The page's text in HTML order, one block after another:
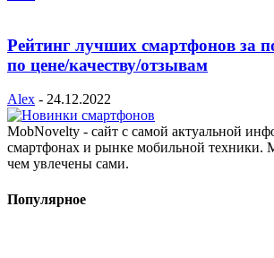
Рейтинг лучших смартфонов за
по цене/качеству/отзывам
Alex - 24.12.2022
MobNovelty - сайт с самой актуальной
смартфонах и рынке мобильной
чем увлечены сами.
Популярное